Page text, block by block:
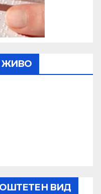
ЖИВО
ВИД